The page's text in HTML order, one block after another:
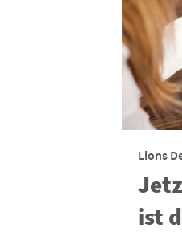
Lions
ist